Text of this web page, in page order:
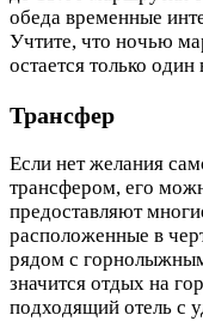
обеда временные
Учтите, что ночью
остается только один
Трансфер
Если нет желания
трансфером, его
предоставляют
расположенные в
рядом с
значится отдых на
подходящий отель с